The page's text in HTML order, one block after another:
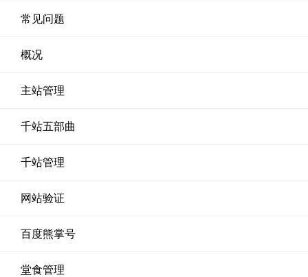
常见问题
概况
主站管理
千站五部曲
千站管理
网站验证
百度熊掌号
堂食管理